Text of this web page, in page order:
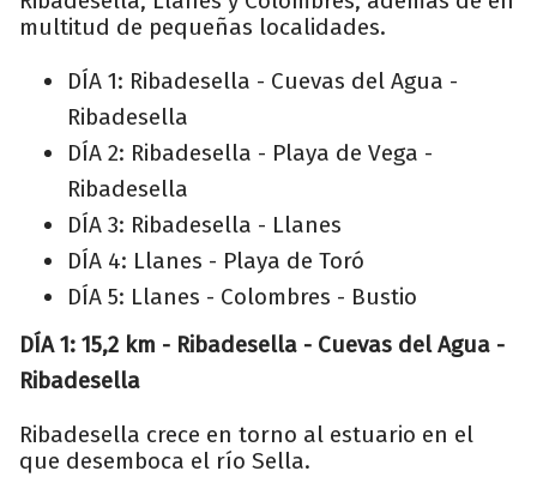
multitud de pequeñas localidades.
DÍA 1: Ribadesella - Cuevas del Agua -
Ribadesella
DÍA 2: Ribadesella - Playa de Vega -
Ribadesella
DÍA 3: Ribadesella - Llanes
DÍA 4: Llanes - Playa de Toró
DÍA 5: Llanes - Colombres - Bustio
DÍA 1: 15,2 km - Ribadesella - Cuevas del Agua -
Ribadesella
Ribadesella crece en torno al estuario en el
que desemboca el río Sella.